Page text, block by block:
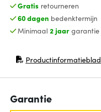
Gratis retourneren
60 dagenbedenktermijn
Minimaal 2 jaargarantie
Productinformatieblad
(opent in nieuw venster)
Garantie